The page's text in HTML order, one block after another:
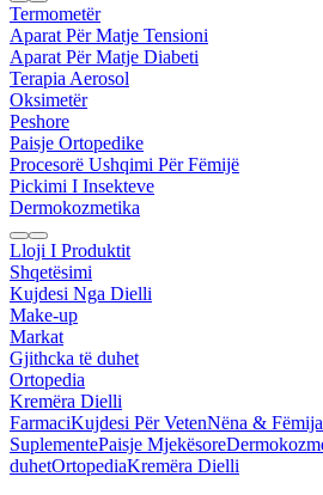
Termometër
Aparat Për Matje Tensioni
Aparat Për Matje Diabeti
Terapia Aerosol
Oksimetër
Peshore
Paisje Ortopedike
Procesorë Ushqimi Për Fëmijë
Pickimi I Insekteve
Dermokozmetika
Lloji I Produktit
Shqetësimi
Kujdesi Nga Dielli
Make-up
Markat
Gjithcka të duhet
Ortopedia
Kremëra Dielli
FarmaciKujdesi Për VetenNëna & Fëmija
SuplementePaisje Mjekësore
duhetOrtopediaKremëra Dielli